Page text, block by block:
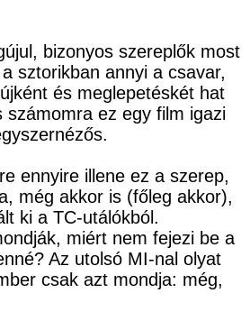
bizonyos szereplők most
sztorikban annyi a csavar,
és meglepetéskét hat
számomra ez egy film igazi
ennyire illene ez a szerep,
még akkor is (főleg akkor),
ki a TC-utálókból.
miért nem fejezi be a
Az utolsó MI-nal olyat
csak azt mondja: még,